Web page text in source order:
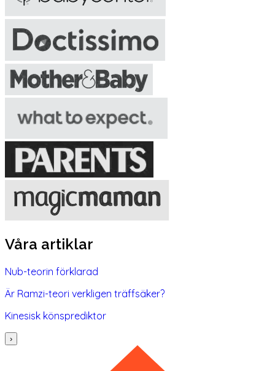
Våra artiklar
Nub-teorin förklarad
Är Ramzi-teori verkligen träffsäker?
Kinesisk könsprediktor
›